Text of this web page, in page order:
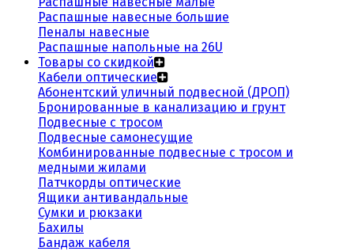
Распашные навесные большие
Пеналы навесные
Распашные напольные на 26U
Товары со скидкой
Кабели оптические
Абонентский уличный подвесной (ДРОП)
Бронированные в канализацию и грунт
Подвесные с тросом
Подвесные самонесущие
Комбинированные подвесные с тросом и
медными жилами
Патчкорды оптические
Ящики антивандальные
Сумки и рюкзаки
Бахилы
Бандаж кабеля